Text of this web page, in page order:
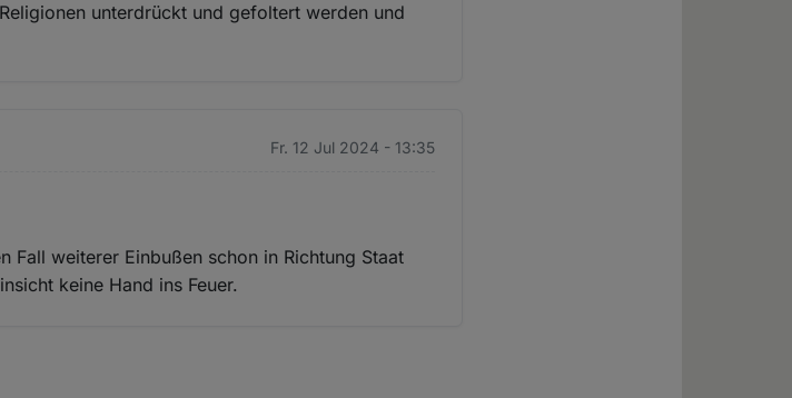
unterdrückt und gefoltert werden und
Fr. 12 Jul 2024 - 13:35
Fall weiterer Einbußen schon in Richtung Staat
keine Hand ins Feuer.